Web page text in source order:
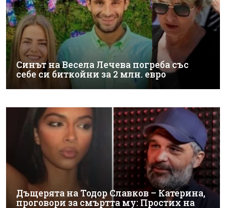
Синът на Весела Лечева погреба със
себе си биткойни за 2 млн. евро
Дъщерята на Тодор Славков – Катерина,
проговори за смъртта му: Простих на